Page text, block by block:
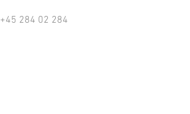
+45 284 02 284